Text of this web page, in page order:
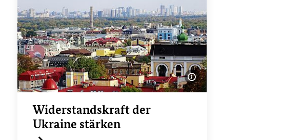
Bildinformationen
Widerstandskraft der
Ukraine stärken